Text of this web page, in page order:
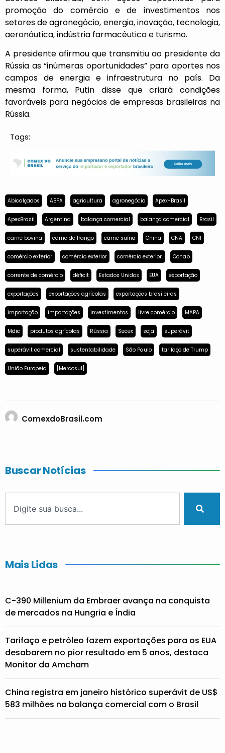
promoção do comércio e de investimentos nos
setores de agronegócio, energia, inovação, tecnologia,
aeronáutica, indústria farmacêutica e turismo.
A presidente afirmou que transmitiu ao presidente da
Rússia as “inúmeras oportunidades” para aportes nos
campos de energia e infraestrutura no país. Da
mesma forma, Putin disse que criará condições
favoráveis para negócios de empresas brasileiras na
Rússia.
Tags:
Abicalçados ABPA agricultura agronegócio Apex-Brasil
ApexBrasil Argentina balança comercial balança comercial Brasil
carne bovina carne de frango carne suína China CNA CNI
comércio exterior comércio exterior comércio exterior. Conab
corrente de comércio déficit Estados Unidos EUA exportação
exportações exportações agrícolas exportações brasileiras
importação importações investimentos livre comércio MAPA
Mdic produtos agrícolas Rússia Secex soja superávit
superávit comercial sustentabilidade São Paulo tarifaço de Trump
União Europeia [Mercosul]
ComexdoBrasil.com
Buscar Notícias
Mais Lidas
C-390 Millenium da Embraer avança na conquista
de mercados na Hungria e Índia
Tarifaço e petróleo fazem exportações para os EUA
desabarem no pior resultado em 5 anos, destaca
Monitor da Amcham
China registra em janeiro histórico superávit de US$
583 milhões na balança comercial com o Brasil